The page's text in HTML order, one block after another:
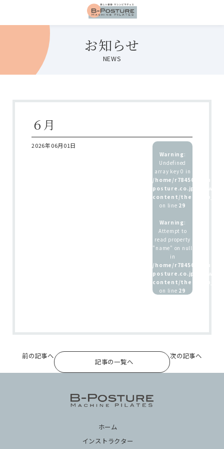
養成講座 / 採用情報
お知らせ
NEWS
６月
2026年06月01日
Warning:
Undefined
array key 0 in
/home/r7845083/
posture.co.jp/wp/wp-
content/themes/
on line 29
Warning:
Attempt to
read property
"name" on null
in
/home/r7845083/
posture.co.jp/wp/wp-
content/themes/
on line 29
前の記事へ
記事の一覧へ
次の記事へ
ホーム
インストラクター